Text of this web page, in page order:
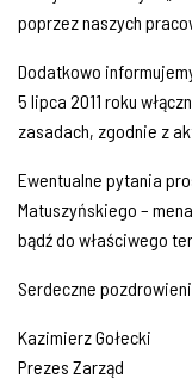
poprzez naszych
Dodatkowo
5 lipca 2011 roku
zasadach, zgodnie z
Ewentualne pytania
Matuszyńskiego –
bądź do właściwego
Serdeczne
Kazimierz Gołecki
Prezes Zarząd